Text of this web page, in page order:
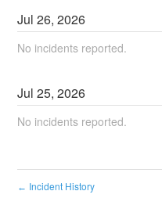
Jul26,2026
No incidents reported.
Jul25,2026
No incidents reported.
← Incident History